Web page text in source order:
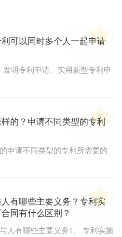
可以同时多个人一起申请
明专利申请、实用新型专利申
的？申请不同类型的专利
申请不同类型的专利所需要的
有哪些主要义务？专利实
同有什么区别？
人有哪些主要义务1、 专利实施